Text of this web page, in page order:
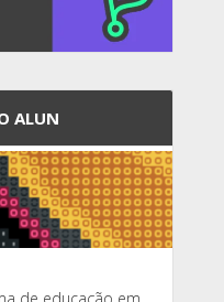
ALUN
de educação em